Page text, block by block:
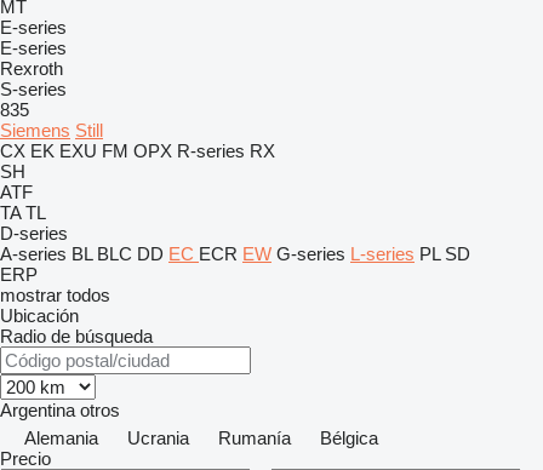
MT
E-series
E-series
Rexroth
S-series
835
Siemens Still
CX EK EXU FM OPX R-series RX
SH
ATF
TA TL
D-series
A-series BL BLC DD EC ECR EW G-series L-series PL SD
ERP
mostrar todos
Ubicación
Radio de búsqueda
Argentina otros
Alemania
Ucrania Rumanía
Bélgica
Precio